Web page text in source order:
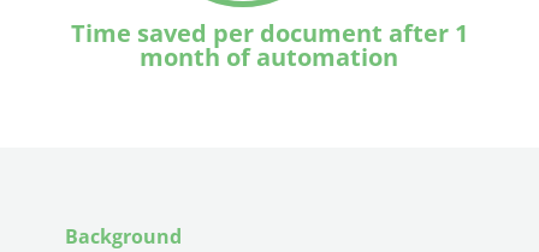
Time saved per document after 1
month of automation
Background